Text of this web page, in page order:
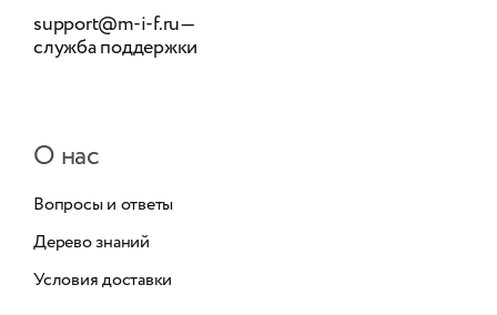
support@m-i-f.ru—
служба поддержки
О нас
Вопросы и ответы
Дерево знаний
Условия доставки